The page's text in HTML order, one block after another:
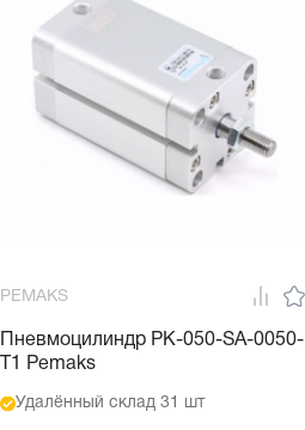
PEMAKS
Пневмоцилиндр PK-050-SA-0050-
T1 Pemaks
Удалённый склад 31 шт